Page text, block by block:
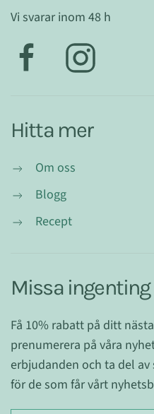
Vi svarar inom 48 h
Hitta mer
Om oss
Blogg
Recept
Missa ingenting
Få 10% rabatt på ditt
prenumerera på våra
erbjudanden och ta del
för de som får vårt